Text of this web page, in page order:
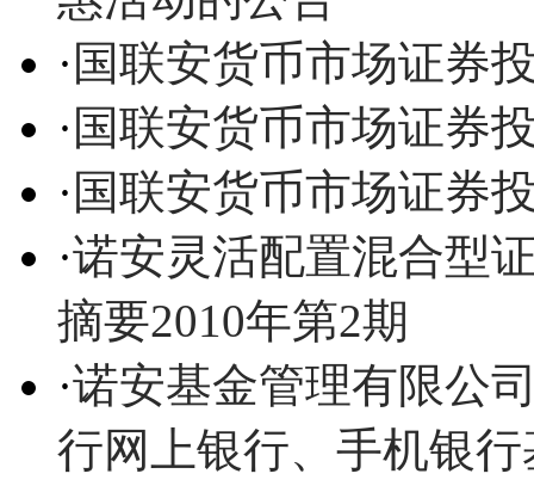
· 国联安货币市场证券
· 国联安货币市场证券
· 国联安货币市场证券
·诺安灵活配置混合型
摘要2010年第2期
·诺安基金管理有限公
行网上银行、手机银